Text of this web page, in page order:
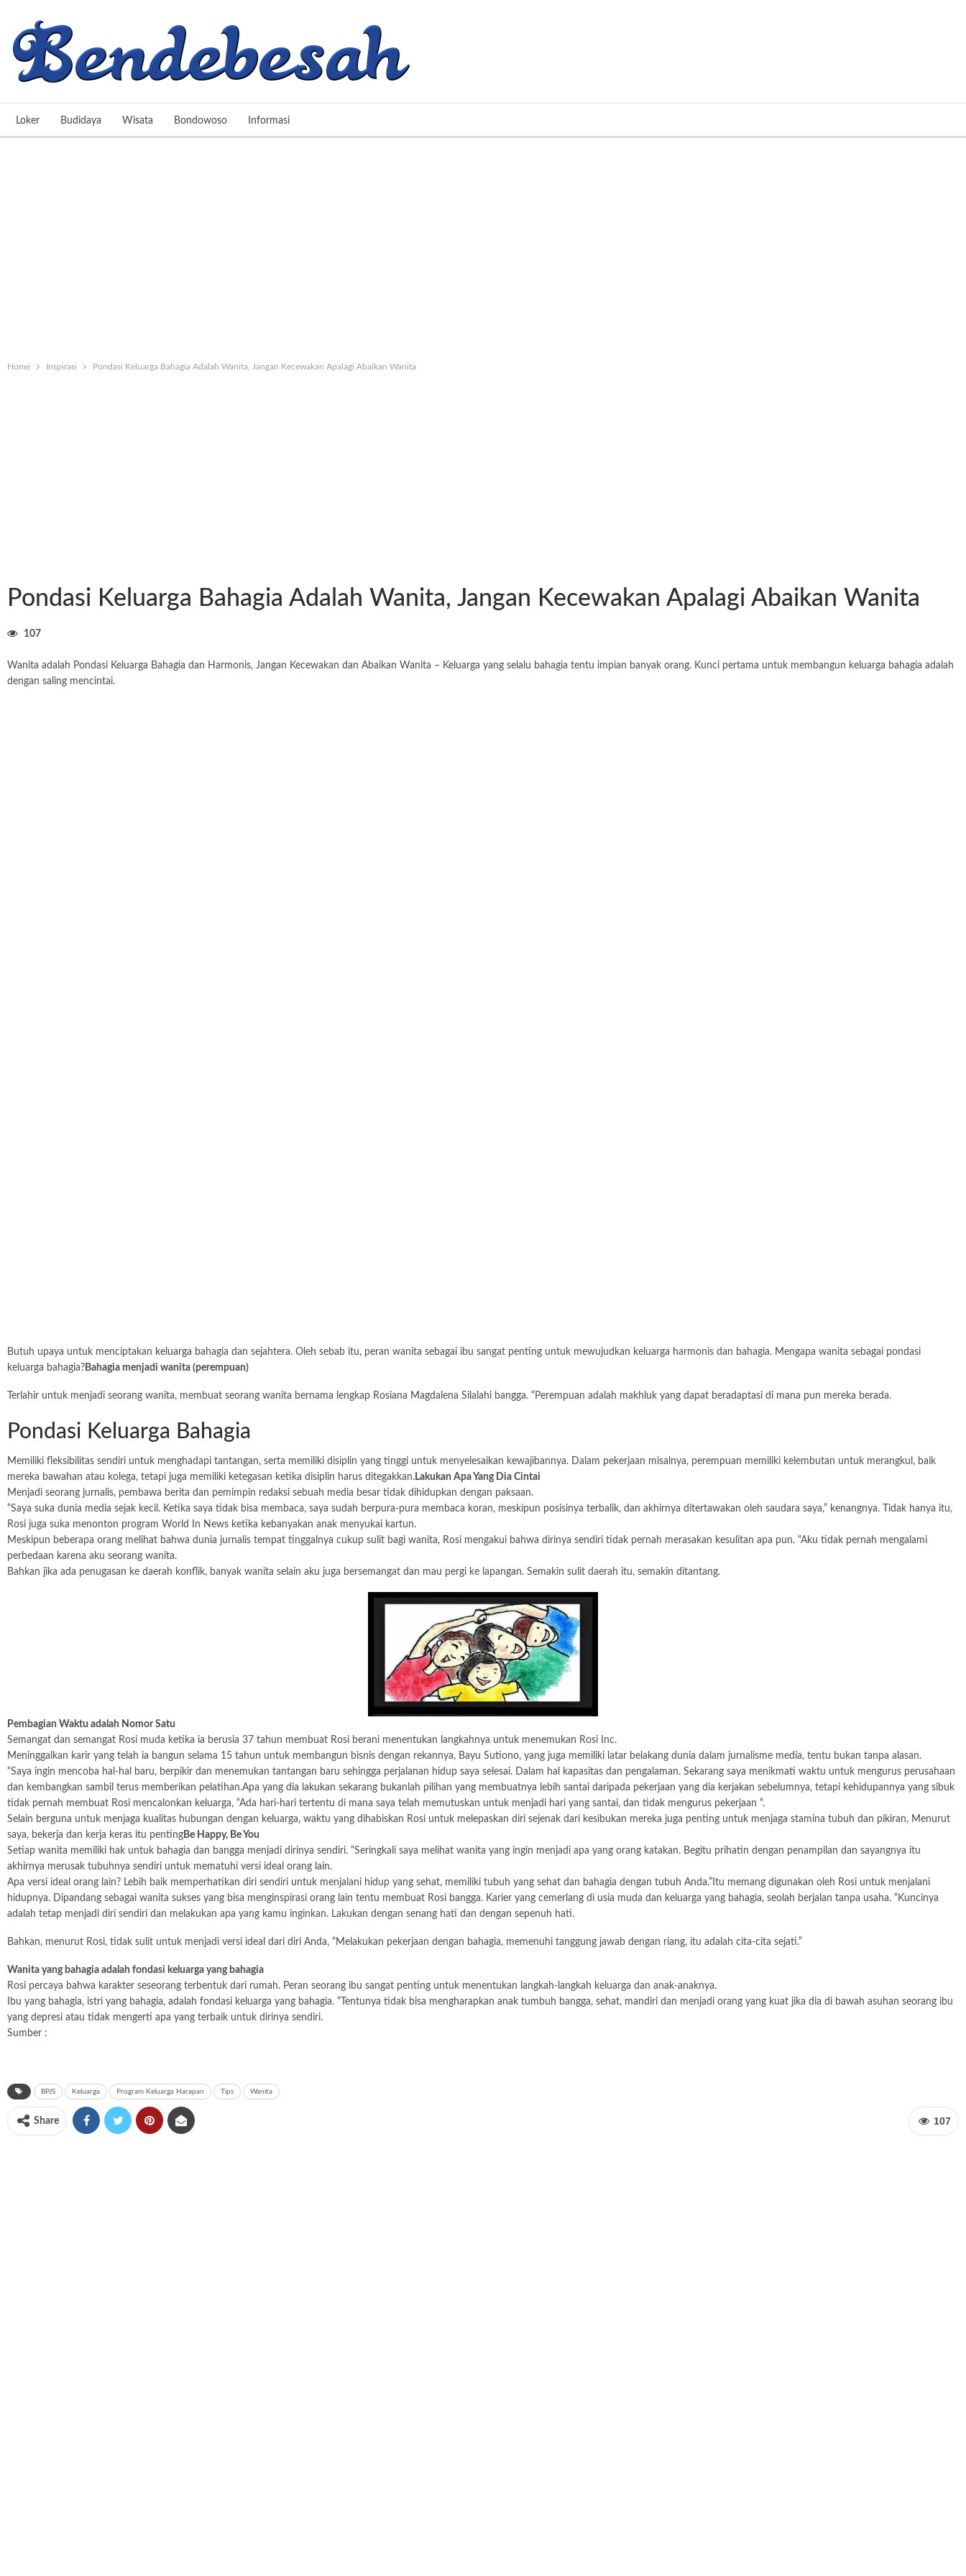
Loker Budidaya Wisata Bondowoso Informasi
Home Inspirasi Pondasi Keluarga Bahagia Adalah Wanita, Jangan Kecewakan Apalagi Abaikan Wanita
Pondasi Keluarga Bahagia Adalah Wanita, Jangan Kecewakan Apalagi Abaikan Wanita
107
Wanita adalah Pondasi Keluarga Bahagia dan Harmonis, Jangan Kecewakan dan Abaikan Wanita – Keluarga yang selalu bahagia tentu impian banyak orang. Kunci pertama untuk membangun keluarga bahagia adalah
dengan saling mencintai.
Butuh upaya untuk menciptakan keluarga bahagia dan sejahtera. Oleh sebab itu, peran wanita sebagai ibu sangat penting untuk mewujudkan keluarga harmonis dan bahagia. Mengapa wanita sebagai pondasi
keluarga bahagia? Bahagia menjadi wanita (perempuan)
Terlahir untuk menjadi seorang wanita, membuat seorang wanita bernama lengkap Rosiana Magdalena Silalahi bangga. “Perempuan adalah makhluk yang dapat beradaptasi di mana pun mereka berada.
Pondasi Keluarga Bahagia
Memiliki fleksibilitas sendiri untuk menghadapi tantangan, serta memiliki disiplin yang tinggi untuk menyelesaikan kewajibannya. Dalam pekerjaan misalnya, perempuan memiliki kelembutan untuk merangkul, baik
mereka bawahan atau kolega, tetapi juga memiliki ketegasan ketika disiplin harus ditegakkan. Lakukan Apa Yang Dia Cintai
Menjadi seorang jurnalis, pembawa berita dan pemimpin redaksi sebuah media besar tidak dihidupkan dengan paksaan.
“Saya suka dunia media sejak kecil. Ketika saya tidak bisa membaca, saya sudah berpura-pura membaca koran, meskipun posisinya terbalik, dan akhirnya ditertawakan oleh saudara saya,” kenangnya. Tidak hanya itu,
Rosi juga suka menonton program World In News ketika kebanyakan anak menyukai kartun.
Meskipun beberapa orang melihat bahwa dunia jurnalis tempat tinggalnya cukup sulit bagi wanita, Rosi mengakui bahwa dirinya sendiri tidak pernah merasakan kesulitan apa pun. “Aku tidak pernah mengalami
perbedaan karena aku seorang wanita.
Bahkan jika ada penugasan ke daerah konflik, banyak wanita selain aku juga bersemangat dan mau pergi ke lapangan. Semakin sulit daerah itu, semakin ditantang.
Pembagian Waktu adalah Nomor Satu
Semangat dan semangat Rosi muda ketika ia berusia 37 tahun membuat Rosi berani menentukan langkahnya untuk menemukan Rosi Inc.
Meninggalkan karir yang telah ia bangun selama 15 tahun untuk membangun bisnis dengan rekannya, Bayu Sutiono, yang juga memiliki latar belakang dunia dalam jurnalisme media, tentu bukan tanpa alasan.
“Saya ingin mencoba hal-hal baru, berpikir dan menemukan tantangan baru sehingga perjalanan hidup saya selesai. Dalam hal kapasitas dan pengalaman. Sekarang saya menikmati waktu untuk mengurus perusahaan
dan kembangkan sambil terus memberikan pelatihan.Apa yang dia lakukan sekarang bukanlah pilihan yang membuatnya lebih santai daripada pekerjaan yang dia kerjakan sebelumnya, tetapi kehidupannya yang sibuk
tidak pernah membuat Rosi mencalonkan keluarga, “Ada hari-hari tertentu di mana saya telah memutuskan untuk menjadi hari yang santai, dan tidak mengurus pekerjaan “.
Selain berguna untuk menjaga kualitas hubungan dengan keluarga, waktu yang dihabiskan Rosi untuk melepaskan diri sejenak dari kesibukan mereka juga penting untuk menjaga stamina tubuh dan pikiran, Menurut
saya, bekerja dan kerja keras itu penting Be Happy, Be You
Setiap wanita memiliki hak untuk bahagia dan bangga menjadi dirinya sendiri. “Seringkali saya melihat wanita yang ingin menjadi apa yang orang katakan. Begitu prihatin dengan penampilan dan sayangnya itu
akhirnya merusak tubuhnya sendiri untuk mematuhi versi ideal orang lain.
Apa versi ideal orang lain? Lebih baik memperhatikan diri sendiri untuk menjalani hidup yang sehat, memiliki tubuh yang sehat dan bahagia dengan tubuh Anda.”Itu memang digunakan oleh Rosi untuk menjalani
hidupnya. Dipandang sebagai wanita sukses yang bisa menginspirasi orang lain tentu membuat Rosi bangga. Karier yang cemerlang di usia muda dan keluarga yang bahagia, seolah berjalan tanpa usaha. “Kuncinya
adalah tetap menjadi diri sendiri dan melakukan apa yang kamu inginkan. Lakukan dengan senang hati dan dengan sepenuh hati.
Bahkan, menurut Rosi, tidak sulit untuk menjadi versi ideal dari diri Anda, “Melakukan pekerjaan dengan bahagia, memenuhi tanggung jawab dengan riang, itu adalah cita-cita sejati.”
Wanita yang bahagia adalah fondasi keluarga yang bahagia
Rosi percaya bahwa karakter seseorang terbentuk dari rumah. Peran seorang ibu sangat penting untuk menentukan langkah-langkah keluarga dan anak-anaknya.
Ibu yang bahagia, istri yang bahagia, adalah fondasi keluarga yang bahagia. “Tentunya tidak bisa mengharapkan anak tumbuh bangga, sehat, mandiri dan menjadi orang yang kuat jika dia di bawah asuhan seorang ibu
yang depresi atau tidak mengerti apa yang terbaik untuk dirinya sendiri.
Sumber :
BPJS Keluarga Program Keluarga Harapan Tips Wanita
107
Share